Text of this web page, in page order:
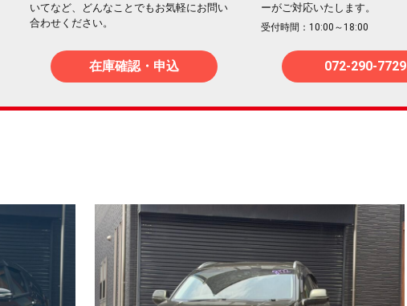
いてなど、どんなことでもお気軽にお問い
合わせください。
在庫確認・申込
ーがご対応いたします。
受付時間：10:00～18:00
072-290-7729